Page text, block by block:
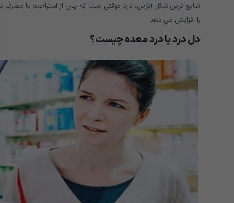
شایع ترین شکل آنژین، درد موقتی است که پس از استراحت یا مصرف
را افزایش می دهد.
دل درد یا درد معده چیست؟